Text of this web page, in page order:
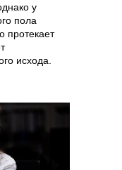
у
пола
протекает
исхода.